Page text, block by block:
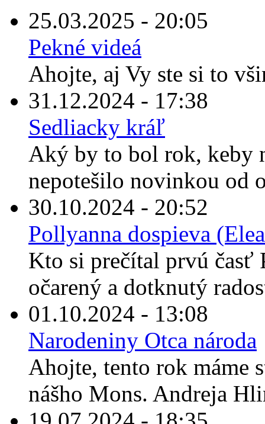
25.03.2025 - 20:05
Pekné videá
Ahojte, aj Vy ste si to
31.12.2024 - 17:38
Sedliacky kráľ
Aký by to bol rok, keby
nepotešilo novinkou od
30.10.2024 - 20:52
Pollyanna dospieva
Kto si prečítal prvú časť
očarený a dotknutý
01.10.2024 - 13:08
Narodeniny Otca národa
Ahojte, tento rok máme
nášho Mons. Andreja